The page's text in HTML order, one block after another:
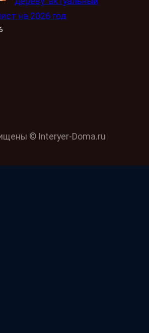
на 2026 год
© Interyer-Doma.ru